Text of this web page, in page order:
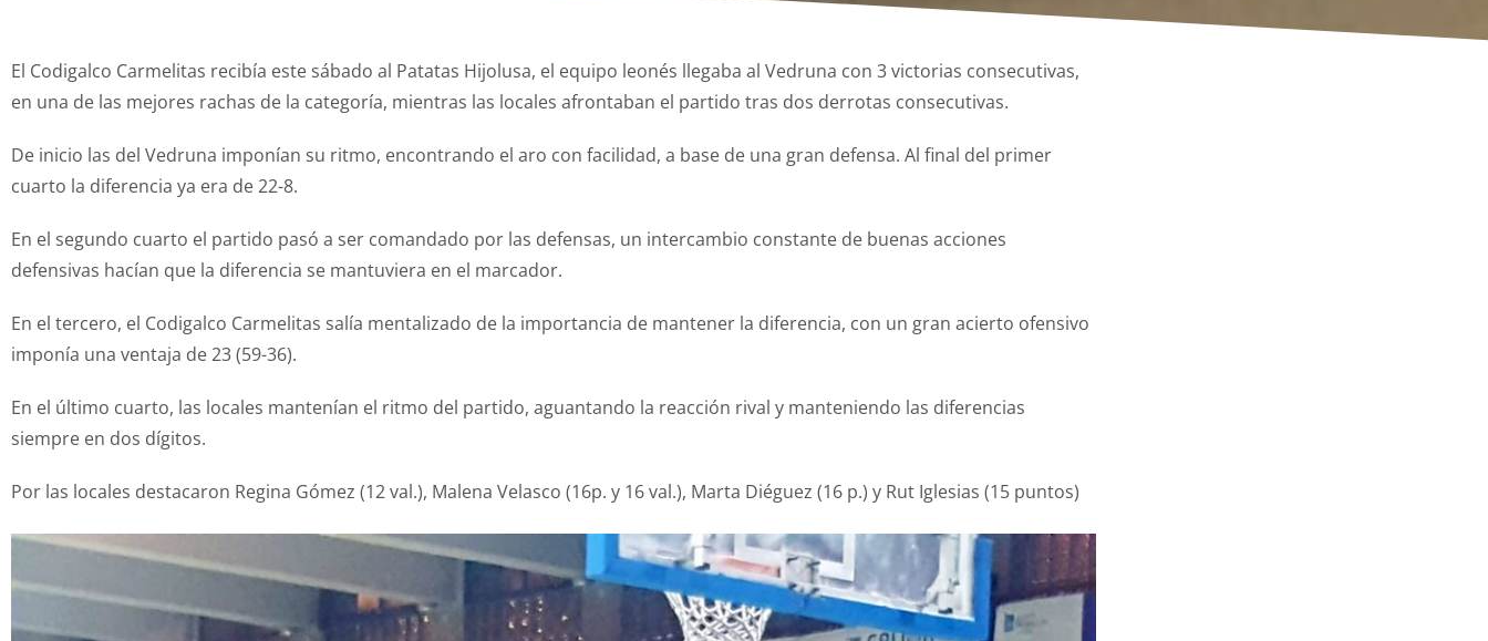
El Codigalco Carmelitas recibía este sábado al Patatas Hijolusa, el equipo leonés llegaba al Vedruna con 3 victorias consecutivas,
en una de las mejores rachas de la categoría, mientras las locales afrontaban el partido tras dos derrotas consecutivas.
De inicio las del Vedruna imponían su ritmo, encontrando el aro con facilidad, a base de una gran defensa. Al final del primer
cuarto la diferencia ya era de 22-8.
En el segundo cuarto el partido pasó a ser comandado por las defensas, un intercambio constante de buenas acciones
defensivas hacían que la diferencia se mantuviera en el marcador.
En el tercero, el Codigalco Carmelitas salía mentalizado de la importancia de mantener la diferencia, con un gran acierto ofensivo
imponía una ventaja de 23 (59-36).
En el último cuarto, las locales mantenían el ritmo del partido, aguantando la reacción rival y manteniendo las diferencias
siempre en dos dígitos.
Por las locales destacaron Regina Gómez (12 val.), Malena Velasco (16p. y 16 val.), Marta Diéguez (16 p.) y Rut Iglesias (15 puntos)